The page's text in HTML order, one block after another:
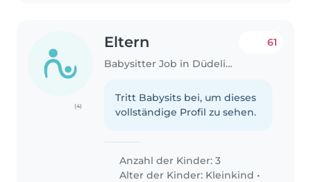
(4)
Eltern
Babysitter Job in Düdelingen
61
Tritt Babysits bei, um dieses
vollständige Profil zu sehen.
Anzahl der Kinder: 3
Alter der Kinder: Kleinkind •